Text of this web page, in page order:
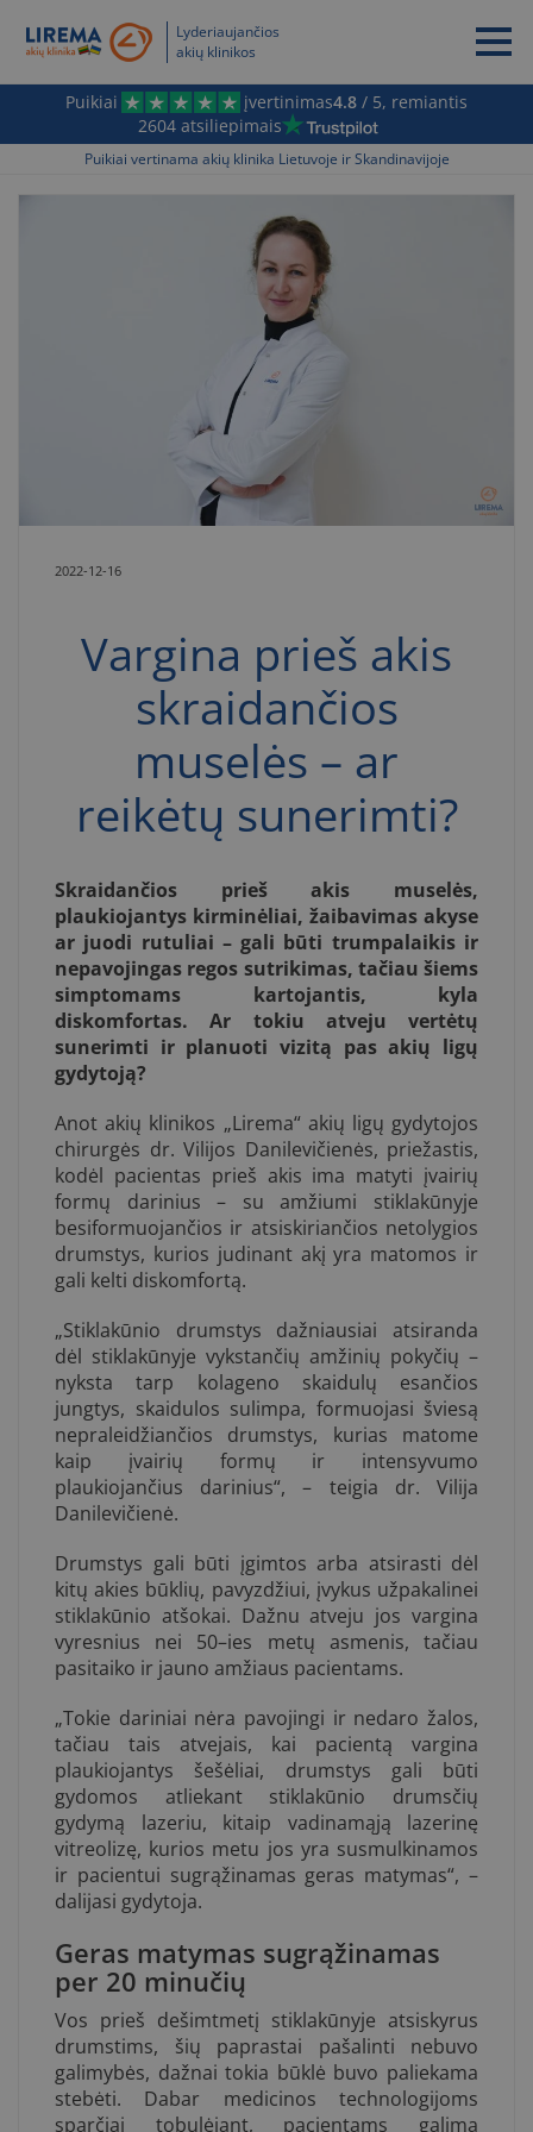
Lyderiaujančios
akių klinikos
Puikiai įvertinimas4.8 / 5, remiantis
2604 atsiliepimais
Puikiai vertinama akių klinika Lietuvoje ir Skandinavijoje
2022-12-16
Vargina prieš akis
skraidančios
muselės – ar
reikėtų sunerimti?
Skraidančios prieš akis muselės,
plaukiojantys kirminėliai, žaibavimas akyse
ar juodi rutuliai – gali būti trumpalaikis ir
nepavojingas regos sutrikimas, tačiau šiems
simptomams kartojantis, kyla
diskomfortas. Ar tokiu atveju vertėtų
sunerimti ir planuoti vizitą pas akių ligų
gydytoją?
Anot akių klinikos „Lirema“ akių ligų gydytojos
chirurgės dr. Vilijos Danilevičienės, priežastis,
kodėl pacientas prieš akis ima matyti įvairių
formų darinius – su amžiumi stiklakūnyje
besiformuojančios ir atsiskiriančios netolygios
drumstys, kurios judinant akį yra matomos ir
gali kelti diskomfortą.
„Stiklakūnio drumstys dažniausiai atsiranda
dėl stiklakūnyje vykstančių amžinių pokyčių –
nyksta tarp kolageno skaidulų esančios
jungtys, skaidulos sulimpa, formuojasi šviesą
nepraleidžiančios drumstys, kurias matome
kaip įvairių formų ir intensyvumo
plaukiojančius darinius“, – teigia dr. Vilija
Danilevičienė.
Drumstys gali būti įgimtos arba atsirasti dėl
kitų akies būklių, pavyzdžiui, įvykus užpakalinei
stiklakūnio atšokai. Dažnu atveju jos vargina
vyresnius nei 50–ies metų asmenis, tačiau
pasitaiko ir jauno amžiaus pacientams.
„Tokie dariniai nėra pavojingi ir nedaro žalos,
tačiau tais atvejais, kai pacientą vargina
plaukiojantys šešėliai, drumstys gali būti
gydomos atliekant stiklakūnio drumsčių
gydymą lazeriu, kitaip vadinamąją lazerinę
vitreolizę, kurios metu jos yra susmulkinamos
ir pacientui sugrąžinamas geras matymas“, –
dalijasi gydytoja.
Geras matymas sugrąžinamas
per 20 minučių
Vos prieš dešimtmetį stiklakūnyje atsiskyrus
drumstims, šių paprastai pašalinti nebuvo
galimybės, dažnai tokia būklė buvo paliekama
stebėti. Dabar medicinos technologijoms
sparčiai tobulėjant, pacientams galima